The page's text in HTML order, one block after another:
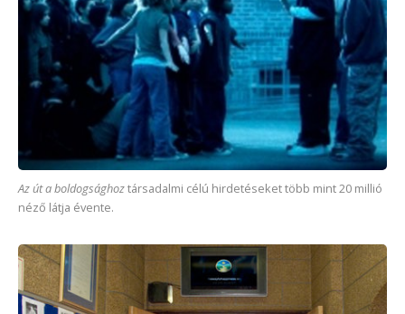
Az út a boldogsághoztársadalmi célú hirdetéseket több mint 20 millió
néző látja évente.